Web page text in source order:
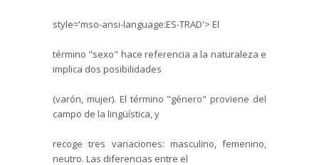
style='mso-ansi-language:ES-TRAD'> El
término "sexo" hace referencia a la naturaleza e
implica dos posibilidades
(varón, mujer). El término "género" proviene del
campo de la lingüística, y
recoge tres variaciones: masculino, femenino,
neutro. Las diferencias entre el